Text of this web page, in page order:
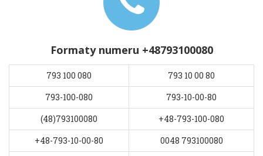
Formaty numeru +48793100080
793 100 080
793 10 00 80
793-100-080
793-10-00-80
(48)793100080
+48-793-100-080
+48-793-10-00-80
0048 793100080